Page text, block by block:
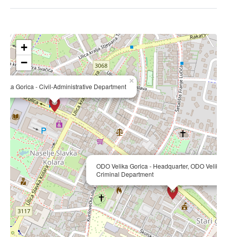
ODO Velika Gorica - Headquarter, ODO Velika
Criminal Department
Gorica - Civil-Administrative Department
×
+
−